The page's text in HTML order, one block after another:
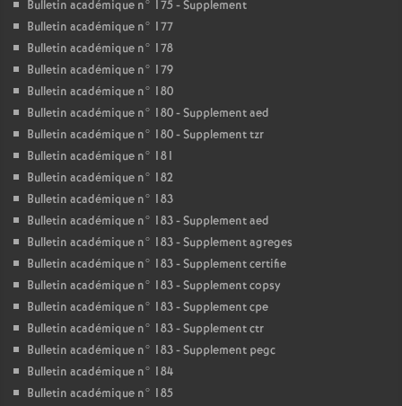
Bulletin académique n° 175 - Supplement
Bulletin académique n° 177
Bulletin académique n° 178
Bulletin académique n° 179
Bulletin académique n° 180
Bulletin académique n° 180 - Supplement aed
Bulletin académique n° 180 - Supplement tzr
Bulletin académique n° 181
Bulletin académique n° 182
Bulletin académique n° 183
Bulletin académique n° 183 - Supplement aed
Bulletin académique n° 183 - Supplement agreges
Bulletin académique n° 183 - Supplement certifie
Bulletin académique n° 183 - Supplement copsy
Bulletin académique n° 183 - Supplement cpe
Bulletin académique n° 183 - Supplement ctr
Bulletin académique n° 183 - Supplement pegc
Bulletin académique n° 184
Bulletin académique n° 185